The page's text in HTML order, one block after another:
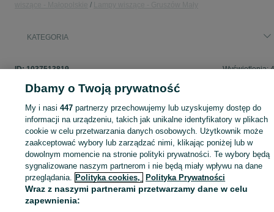
KATEGORIA
ID:1037513819 Wyświetlenia:
Zaloguj się lub załóż konto na OLX, aby skontaktować się z
sprzedającym
Zaloguj się / Załóż konto
Dbamy o Twoją prywatność
My i nasi447 partnerzy przechowujemy lub uzyskujemy dostęp do
informacji na urządzeniu, takich jak unikalne identyfikatory w plikach
cookie w celu przetwarzania danych osobowych. Użytkownik może
zaakceptować wybory lub zarządzać nimi, klikając poniżej lub w
dowolnym momencie na stronie polityki prywatności. Te wybory będą
sygnalizowane naszym partnerom i nie będą miały wpływu na dane
przeglądania. Polityka cookies, Polityka Prywatności
Wraz z naszymi partnerami przetwarzamy dane w celu
zapewnienia: